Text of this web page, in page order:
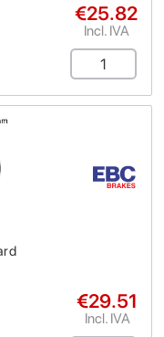
€25.82
Incl. IVA
€29.51
Incl. IVA